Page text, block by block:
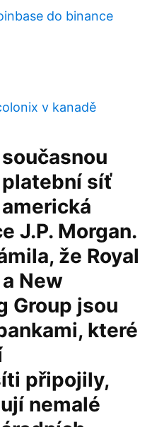
do binance
v kanadě
síť
J.P. Morgan.
že Royal
New
Group jsou
které
připojily,
nemalé